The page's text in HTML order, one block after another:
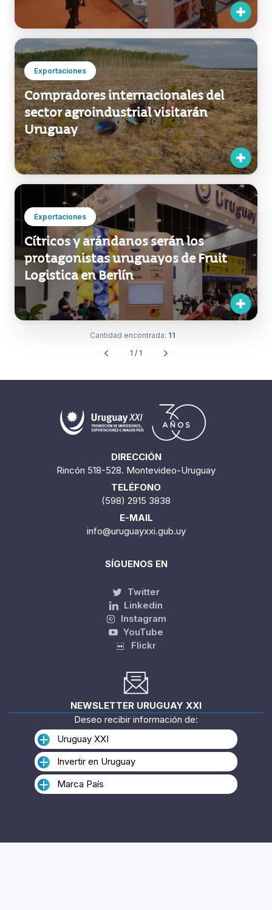
Exportaciones
Compradores internacionales del
sector agroindustrial visitarán
Uruguay
Exportaciones
Cítricos y arándanos serán los
protagonistas uruguayos de Fruit
Logistica en Berlín
DIRECCIÓN
Rincón 518-528. Montevideo-Uruguay
TELÉFONO
(598) 2915 3838
E-MAIL
info@uruguayxxi.gub.uy
SÍGUENOS EN
Twitter
Linkedin
Instagram
YouTube
Flickr
NEWSLETTER URUGUAY XXI
Deseo recibir información de:
Uruguay XXI
Invertir en Uruguay
Marca País